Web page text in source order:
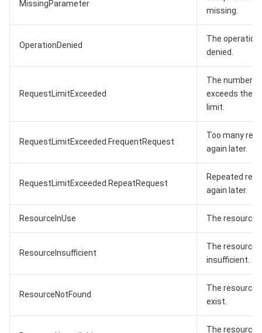
MissingParameter
missing.
OperationDenied
The operation
denied.
RequestLimitExceeded
The number
exceeds the
limit.
RequestLimitExceeded.FrequentRequest
Too many
again later.
RequestLimitExceeded.RepeatRequest
Repeated
again later.
ResourceInUse The resource
ResourceInsufficient
The resource
insufficient.
ResourceNotFound
The resource
exist.
The resource